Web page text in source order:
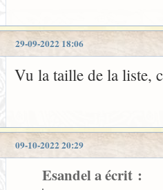
29-09-2022 18:06
Vu la taille de la liste,
09-10-2022 20:29
Esandel a écrit :